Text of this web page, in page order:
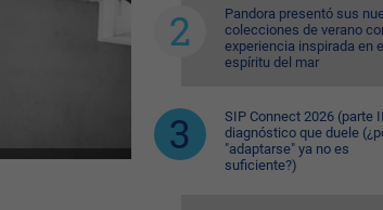
Pandora presentó sus
colecciones de verano
experiencia inspirada en
espíritu del mar
SIP Connect 2026 (parte
diagnóstico que duele
"adaptarse" ya no es
suficiente?)